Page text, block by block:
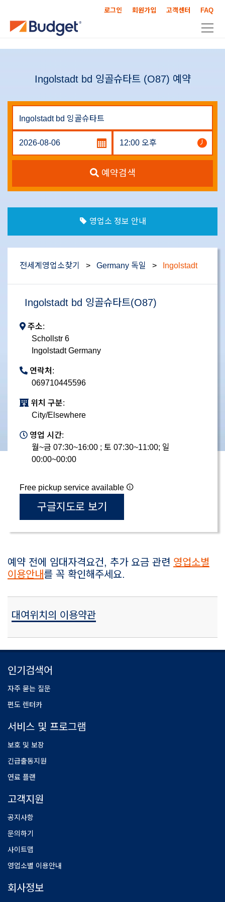
로그인 회원가입 고객센터 FAQ
Ingolstadt bd 잉골슈타트 (O87) 예약
예약검색
영업소 정보 안내
전세계영업소찾기 > Germany 독일 > Ingolstadt
Ingolstadt bd 잉골슈타트(O87)
주소:
Schollstr 6
Ingolstadt Germany
연락처:
069710445596
위치 구분:
City/Elsewhere
영업 시간:
월~금 07:30~16:00 ; 토 07:30~11:00; 일
00:00~00:00
Free pickup service available
구글지도로 보기
예약 전에 임대자격요건, 추가 요금 관련 영업소별
이용안내를 꼭 확인해주세요.
대여위치의 이용약관
인기검색어
자주 묻는 질문
편도 렌터카
서비스 및 프로그램
보호 및 보장
긴급출동지원
연료 플랜
고객지원
공지사항
문의하기
사이트맵
영업소별 이용안내
회사정보